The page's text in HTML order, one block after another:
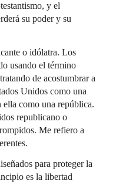
y el
su poder y su
o idólatra. Los
usando el término
de acostumbrar a
Unidos como una
ella como una república.
republicano o
Me refiero a
para proteger la
es la libertad